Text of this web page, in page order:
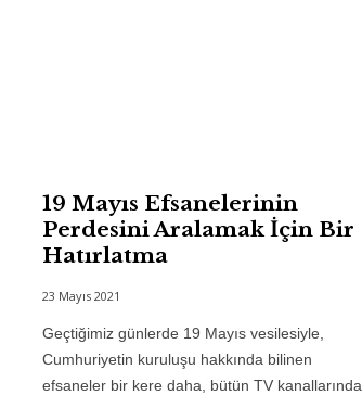
19 Mayıs Efsanelerinin
Perdesini Aralamak İçin Bir
Hatırlatma
23 Mayıs 2021
Geçtiğimiz günlerde 19 Mayıs vesilesiyle,
Cumhuriyetin kuruluşu hakkında bilinen
efsaneler bir kere daha, bütün TV kanallarında,